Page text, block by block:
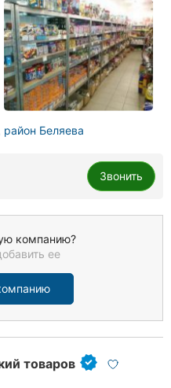
район Беляева
Звонить
компанию?
ее
товаров